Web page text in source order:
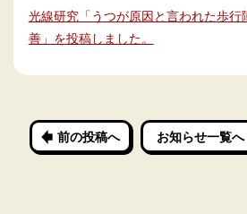
光線研究「うつが原因と言われた歩行
善」を投稿しました。
前の投稿へ お知らせ一覧へ